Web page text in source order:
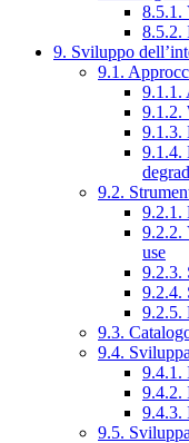
8.5.1.
8.5.2.
9. Sviluppo
9.1.
9.1.1.
9.1.2.
9.1.3.
9.1.4.
9.2.
9.2.1.
9.2.2.
use
9.2.3.
9.2.4.
9.2.5.
9.3.
9.4.
9.4.1.
9.4.2.
9.4.3.
9.5.